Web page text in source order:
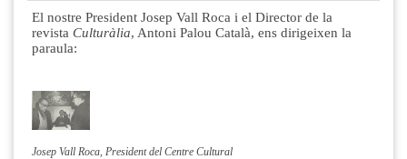
El nostre President Josep Vall Roca i el Director de la
revista Culturàlia, Antoni Palou Català, ens dirigeixen la
paraula:
Josep Vall Roca, President del Centre Cultural